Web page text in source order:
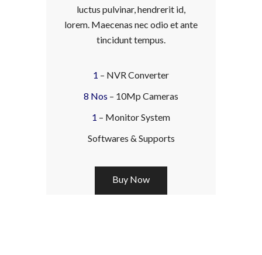
luctus pulvinar, hendrerit id,
lorem. Maecenas nec odio et ante
tincidunt tempus.
1 – NVR Converter
8 Nos – 10Mp Cameras
1 – Monitor System
Softwares & Supports
Buy Now